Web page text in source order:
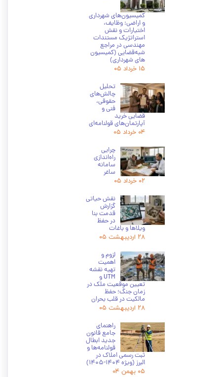
کمیسیون‌های شهرداری
و اراضی: وظایف،
اختیارات و نقش
استراتژیک مستندات
مهندسی در مراجع
شبه‌قضایی (کمیسیون
های شهرداری)
۱۵ خرداد ۰۵
تحلیل
چالش‌های
حقوقی،
فنی و
قضایی خرید
آپارتمان‌های قولنامه‌ای
۰۴ خرداد ۰۵
چرایی
راه‌اندازی
سامانه
ساغر
۰۲ خرداد ۰۵
نقش حیاتی
گزارش
قدمت بنا
در حفظ
ویلاها و باغات
۲۸ اردیبهشت ۰۵
لزوم و
اهمیت
تهیه نقشه
UTM و
تعیین موقعیت ملک در
زمان جنگ؛ حفظ
مالکیت در قلب بحران
۲۸ اردیبهشت ۰۵
راهنمای
جامع قانون
جدید ابطال
قولنامه‌ها و
ثبت رسمی املاک در
البرز (ویژه 1404-1405)
۰۵ بهمن ۰۴